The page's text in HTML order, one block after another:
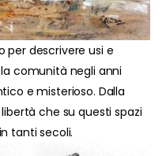
per descrivere usi e
comunità negli anni
e misterioso. Dalla
che su questi spazi
tanti secoli.